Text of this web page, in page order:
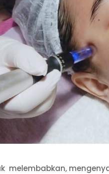
melembabkan,